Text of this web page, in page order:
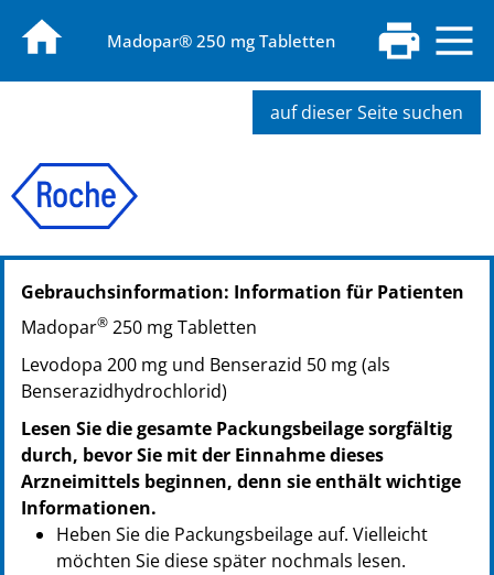
Madopar® 250 mg Tabletten
auf dieser Seite suchen
PZN: 03501866
PPN: 110350186678
NTIN: 04150035018665
Gebrauchsinformation: Information für Patienten
Madopar® 250 mg Tabletten
Levodopa 200 mg und Benserazid 50 mg (als
Benserazidhydrochlorid)
Lesen Sie die gesamte Packungsbeilage sorgfältig
durch, bevor Sie mit der Einnahme dieses
Arzneimittels beginnen, denn sie enthält wichtige
Informationen.
Heben Sie die Packungsbeilage auf. Vielleicht
möchten Sie diese später nochmals lesen.